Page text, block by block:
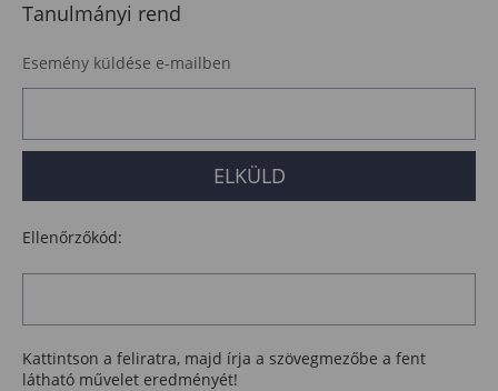
Tanulmányi rend
Esemény küldése e-mailben
Ellenőrzőkód:
Kattintson a feliratra, majd írja a szövegmezőbe a fent
látható művelet eredményét!